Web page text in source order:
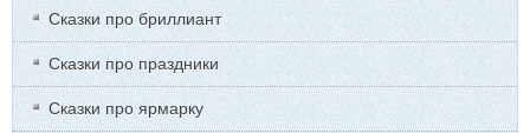
Сказки про бриллиант
Сказки про праздники
Сказки про ярмарку